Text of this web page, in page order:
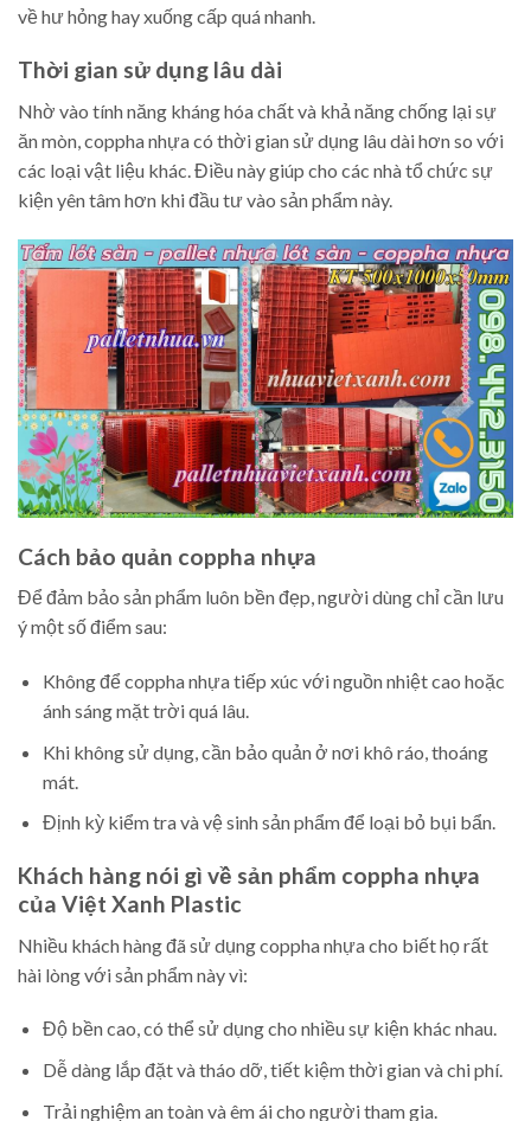
về hư hỏng hay xuống cấp quá nhanh.
Thời gian sử dụng lâu dài
Nhờ vào tính năng kháng hóa chất và khả năng chống lại sự
ăn mòn, coppha nhựa có thời gian sử dụng lâu dài hơn so với
các loại vật liệu khác. Điều này giúp cho các nhà tổ chức sự
kiện yên tâm hơn khi đầu tư vào sản phẩm này.
Cách bảo quản coppha nhựa
Để đảm bảo sản phẩm luôn bền đẹp, người dùng chỉ cần lưu
ý một số điểm sau:
Không để coppha nhựa tiếp xúc với nguồn nhiệt cao hoặc
ánh sáng mặt trời quá lâu.
Khi không sử dụng, cần bảo quản ở nơi khô ráo, thoáng
mát.
Định kỳ kiểm tra và vệ sinh sản phẩm để loại bỏ bụi bẩn.
Khách hàng nói gì về sản phẩm coppha nhựa
của Việt Xanh Plastic
Nhiều khách hàng đã sử dụng coppha nhựa cho biết họ rất
hài lòng với sản phẩm này vì:
Độ bền cao, có thể sử dụng cho nhiều sự kiện khác nhau.
Dễ dàng lắp đặt và tháo dỡ, tiết kiệm thời gian và chi phí.
Trải nghiệm an toàn và êm ái cho người tham gia.